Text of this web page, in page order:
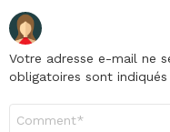
Votre adresse e-mail ne
obligatoires sont indiqués